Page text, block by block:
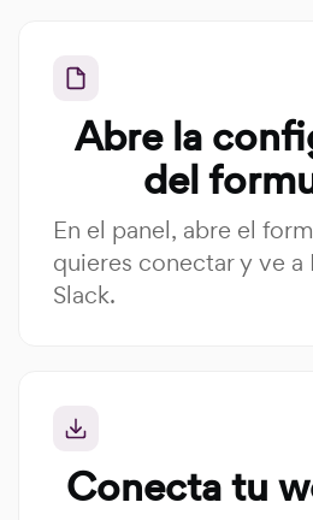
Abre la
del
En el panel, abre el
quieres conectar y ve
Slack.
Conecta tu